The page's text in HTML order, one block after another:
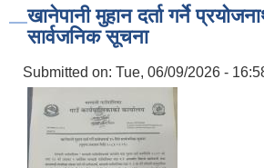
खानेपानी मुहान दर्ता गर्ने
सार्वजनिक सूचना
Submitted on: Tue, 06/09/2026 -